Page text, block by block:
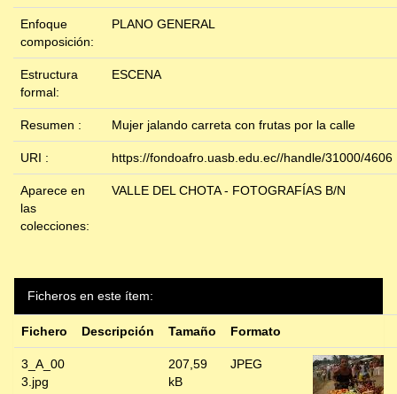
Enfoque
composición:
PLANO GENERAL
Estructura
formal:
ESCENA
Resumen : Mujer jalando carreta con frutas por la calle
URI : https://fondoafro.uasb.edu.ec//handle/31000/4606
Aparece en
las
colecciones:
VALLE DEL CHOTA - FOTOGRAFÍAS B/N
Ficheros en este ítem:
Fichero Descripción Tamaño Formato
3_A_00
3.jpg
207,59
kB
JPEG